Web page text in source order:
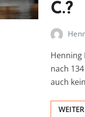
C.?
Henning
nach
auch